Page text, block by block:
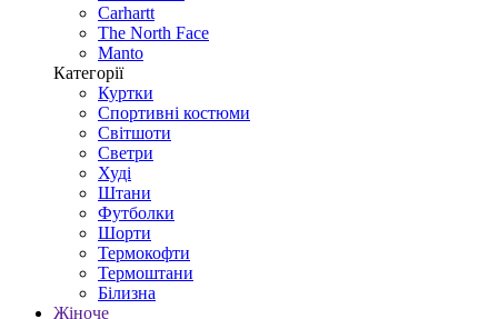
Carhartt
The North Face
Manto
Категорії
Куртки
Спортивні костюми
Світшоти
Светри
Худі
Штани
Футболки
Шорти
Термокофти
Термоштани
Білизна
Жіноче